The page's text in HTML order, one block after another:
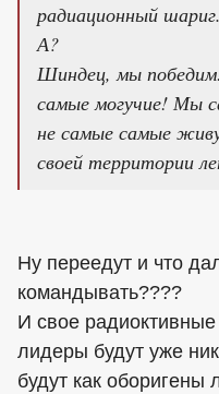
радиационный
А?
Шиндец, мы
самые могучие! Мы
не самые самые
своей территории
Ну переедут и что
командывать????
И свое
лидеры будут уже
будут как оборигены